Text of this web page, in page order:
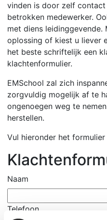
vinden is door zelf
betrokken medewerker.
met diens
oplossing of kiest u liever
het beste schriftelijk een
klachtenformulier.
EMSchool zal zich
zorgvuldig mogelijk af te
ongenoegen weg te
herstellen.
Vul hieronder het
Naam
Telefoon